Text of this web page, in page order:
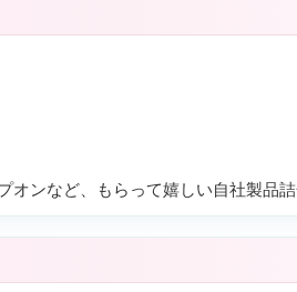
ンなど、もらって嬉しい自社製品詰